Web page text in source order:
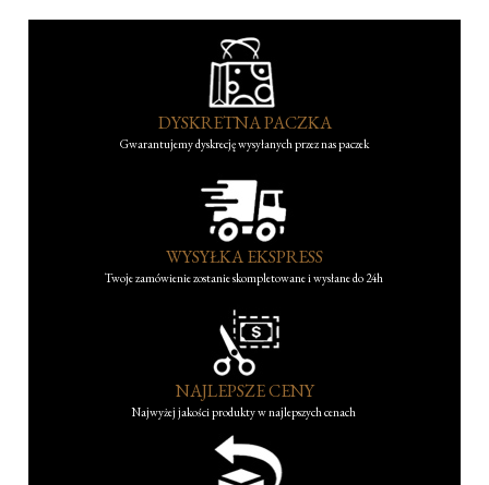
DYSKRETNA PACZKA
Gwarantujemy dyskrecję wysyłanych przez nas paczek
WYSYŁKA EKSPRESS
Twoje zamówienie zostanie skompletowane i wysłane do 24h
NAJLEPSZE CENY
Najwyżej jakości produkty w najlepszych cenach